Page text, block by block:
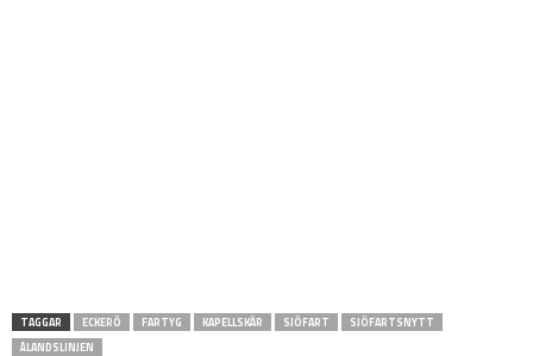
TAGGAR ECKERÖ FARTYG KAPELLSKÄR SJÖFART
SJÖFARTSNYTT
ÅLANDSLINJEN